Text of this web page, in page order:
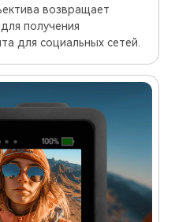
возвращает
получения
для социальных сетей.